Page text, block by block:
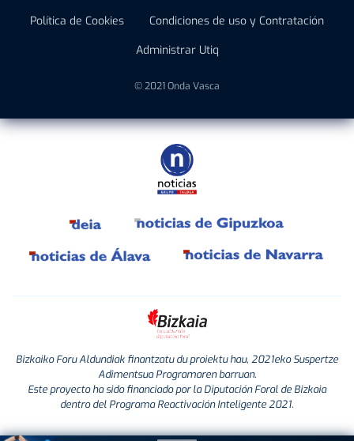
Política de Cookies
Condiciones de uso y Contratación
Administrar Utiq
© 2021 Onda Vasca
Bizkaiko Foru Aldundiak finantzatu du proiektu hau, 2021eko Suspertze
Adimentsua Programaren barruan.
Este proyecto ha sido financiado por la Diputación Foral de Bizkaia
dentro del Programa Reactivación Inteligente 2021.